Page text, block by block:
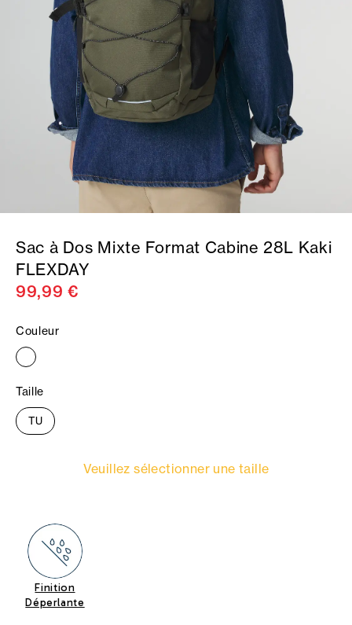
Sac à Dos Mixte Format Cabine 28L Kaki
FLEXDAY
99,99 €
Couleur
Taille
TU
Veuillez sélectionner une taille
Finition
Déperlante